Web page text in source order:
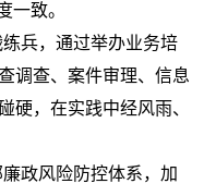
一致。
兵，通过举办业务培
调查、案件审理、信息
硬，在实践中经风雨、
政风险防控体系，加